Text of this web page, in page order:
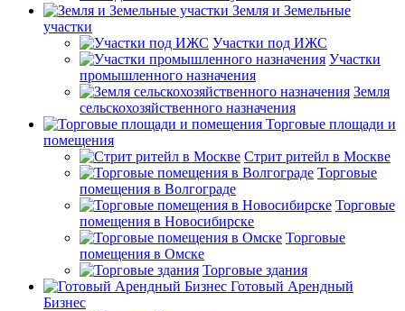
Земля и Земельные
участки
Участки под ИЖС
Участки
промышленного назначения
Земля
сельскохозяйственного назначения
Торговые площади и
помещения
Стрит ритейл в Москве
Торговые
помещения в Волгограде
Торговые
помещения в Новосибирске
Торговые
помещения в Омске
Торговые здания
Готовый Арендный
Бизнес